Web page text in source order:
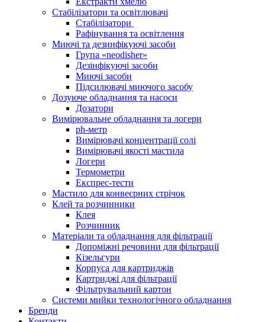
Стабілізатори та освітлювачі
Стабілізатори
Рафінування та освітлення
Миючі та дезинфікуючі засоби
Група «neodisher»
Дезінфікуючі засоби
Миючі засоби
Підсилювачі миючого засобу
Дозуюче обладнання та насоси
Дозатори
Вимірювальне обладнання та логери
ph-метр
Вимірювачі концентрації солі
Вимірювачі якості мастила
Логери
Термометри
Експрес-тести
Мастило для конвеєрних стрічок
Клей та розчинники
Клея
Розчинник
Матеріали та обладнання для фільтрації
Допоміжні речовини для фільтрації
Кізельгури
Корпуса для картриджів
Картриджі для фільтрації
Фільтрувальний картон
Системи мийки технологічного обладнання
Бренди